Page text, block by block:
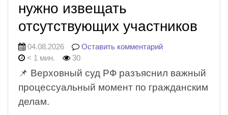
нужно извещать
отсутствующих участников
04.08.2026
Оставить комментарий
< 1 мин.
30
📌 Верховный суд РФ разъяснил важный
процессуальный момент по гражданским
делам.